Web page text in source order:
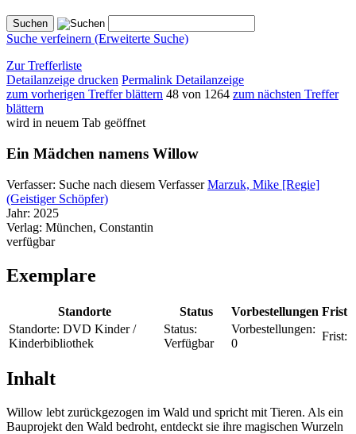
Suche verfeinern (Erweiterte Suche)
Zur Trefferliste
Detailanzeige drucken Permalink Detailanzeige
zum vorherigen Treffer blättern 48 von 1264 zum nächsten Treffer
blättern
wird in neuem Tab geöffnet
Ein Mädchen namens Willow
Verfasser: Suche nach diesem Verfasser Marzuk, Mike [Regie]
(Geistiger Schöpfer)
Jahr: 2025
Verlag: München, Constantin
verfügbar
Exemplare
Standorte Status Vorbestellungen Frist
Standorte: DVD Kinder /
Kinderbibliothek
Status:
Verfügbar
Vorbestellungen:
0
Frist:
Inhalt
Willow lebt zurückgezogen im Wald und spricht mit Tieren. Als ein
Bauprojekt den Wald bedroht, entdeckt sie ihre magischen Wurzeln